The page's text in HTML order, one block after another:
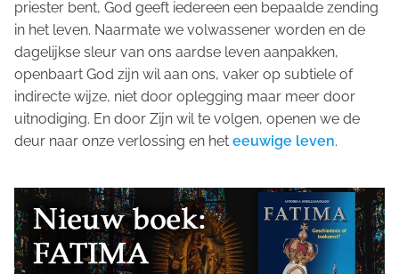
priester bent, God geeft iedereen een bepaalde zending
in het leven. Naarmate we volwassener worden en de
dagelijkse sleur van ons aardse leven aanpakken,
openbaart God zijn wil aan ons, vaker op subtiele of
indirecte wijze, niet door oplegging maar meer door
uitnodiging. En door Zijn wil te volgen, openen we de
deur naar onze verlossing en het eeuwige leven.